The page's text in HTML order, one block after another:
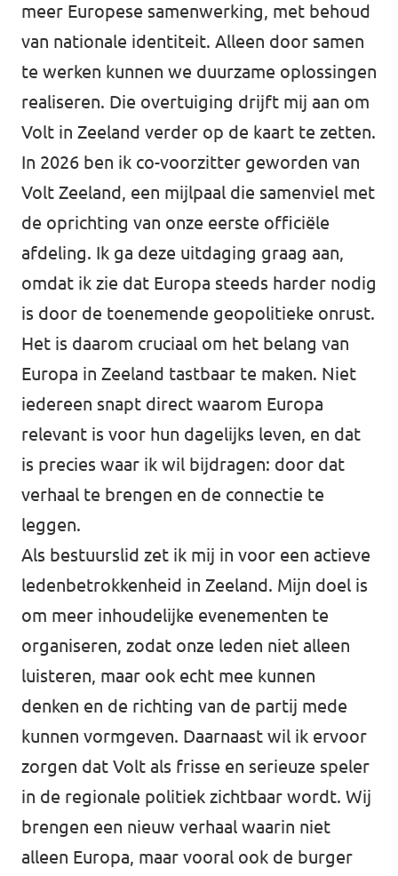
meer Europese samenwerking, met behoud
van nationale identiteit. Alleen door samen
te werken kunnen we duurzame oplossingen
realiseren. Die overtuiging drijft mij aan om
Volt in Zeeland verder op de kaart te zetten.
In 2026 ben ik co-voorzitter geworden van
Volt Zeeland, een mijlpaal die samenviel met
de oprichting van onze eerste officiële
afdeling. Ik ga deze uitdaging graag aan,
omdat ik zie dat Europa steeds harder nodig
is door de toenemende geopolitieke onrust.
Het is daarom cruciaal om het belang van
Europa in Zeeland tastbaar te maken. Niet
iedereen snapt direct waarom Europa
relevant is voor hun dagelijks leven, en dat
is precies waar ik wil bijdragen: door dat
verhaal te brengen en de connectie te
leggen.
Als bestuurslid zet ik mij in voor een actieve
ledenbetrokkenheid in Zeeland. Mijn doel is
om meer inhoudelijke evenementen te
organiseren, zodat onze leden niet alleen
luisteren, maar ook echt mee kunnen
denken en de richting van de partij mede
kunnen vormgeven. Daarnaast wil ik ervoor
zorgen dat Volt als frisse en serieuze speler
in de regionale politiek zichtbaar wordt. Wij
brengen een nieuw verhaal waarin niet
alleen Europa, maar vooral ook de burger